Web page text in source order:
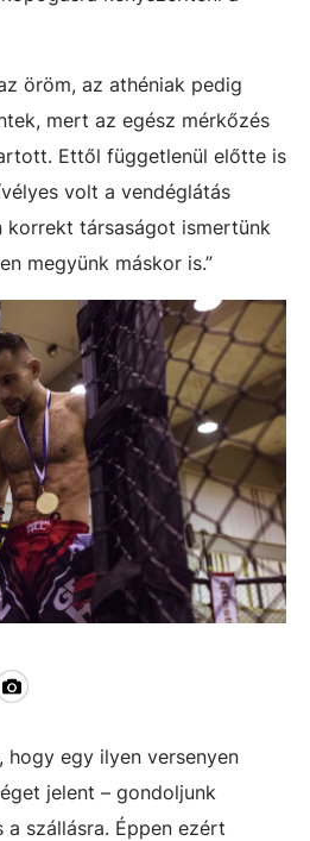
öröm, az athéniak pedig
mert az egész mérkőzés
Ettől függetlenül előtte is
volt a vendéglátás
korrekt társaságot ismertünk
megyünk máskor is.”
hogy egy ilyen versenyen
jelent – gondoljunk
a szállásra. Éppen ezért